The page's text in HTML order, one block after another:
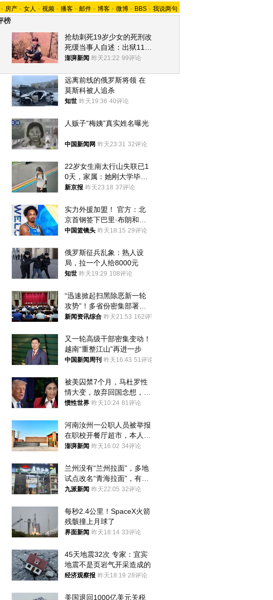
- 房产 - 女人 - 视频 - 播客 - 邮件 - 博客 - 微博 - BBS - 我说两句
榜
抢劫刺死19岁少女的死刑改
死缓当事人自述：出狱11年
间始终刻意躲避被害人家属
澎湃新闻 昨天21:22 99评论
远离前线的俄罗斯将领 在
莫斯科被人追杀
知世 昨天19:36 40评论
人贩子“梅姨”真实姓名曝光
中国新闻网 昨天23:31 32评论
22岁女生南太行山失联已1
0天，家属：她刚大学毕业
想到山里旅行
新京报 昨天23:18 37评论
实力外援加盟！ 官方：北
京首钢签下巴里·布朗和桑
普森
中国篮镜头 昨天18:15 29评论
俄罗斯征兵乱象：熟人设
局，拉一个人给8000元
知世 昨天19:29 108评论
“迅速掀起扫黑除恶新一轮
攻势”！多省份密集部署，
公布举报方式
新闻资讯综合 昨天21:53 162评论
又一轮高级干部密集变动！
越南“重整江山”再进一步
中国新闻周刊 昨天16:43 51评论
被美囚禁7个月，马杜罗性
情大变，放弃回国念想，最
后嘱托已公开
惯性世界 昨天10:24 81评论
河南汝州一公职人员被举报
在职校开餐厅超市，本人回
应称“是给别人帮忙”
澎湃新闻 昨天16:02 34评论
兰州没有“兰州拉面”，多地
试点改名“青海拉面”，有商
家改名已两年
九派新闻 昨天22:05 32评论
每秒2.4公里！SpaceX火箭
残骸撞上月球了
界面新闻 昨天18:14 33评论
45天地震32次 专家：宜宾
地震不是页岩气开采造成的
经济观察报 昨天18:19 28评论
美国退回1000亿美元关税